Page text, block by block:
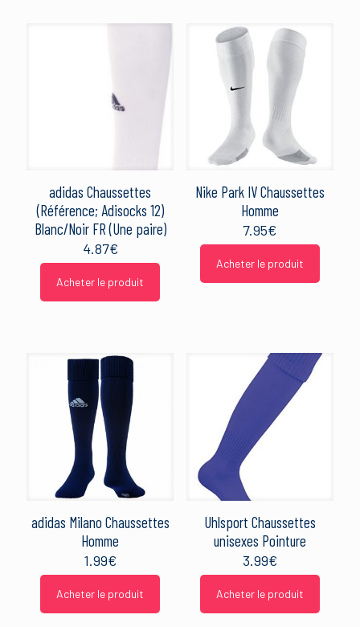
adidas Chaussettes
(Référence; Adisocks 12)
Blanc/Noir FR (Une paire)
4.87€
Acheter le produit
Nike Park IV Chaussettes
Homme
7.95€
Acheter le produit
adidas Milano Chaussettes
Homme
1.99€
Acheter le produit
Uhlsport Chaussettes
unisexes Pointure
3.99€
Acheter le produit